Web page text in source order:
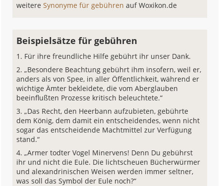
weitereSynonyme für gebührenauf Woxikon.de
Beispielsätze für gebühren
Für ihre freundliche Hilfe gebührt ihr unser Dank.
„Besondere Beachtung gebührt ihm insofern, weil er,
anders als von Spee, in aller Öffentlichkeit, während er
wichtige Ämter bekleidete, die vom Aberglauben
beeinflußten Prozesse kritisch beleuchtete.“
„Das Recht, den Heerbann aufzubieten, gebührte
dem König, dem damit ein entscheidendes, wenn nicht
sogar das entscheidende Machtmittel zur Verfügung
stand.“
„Armer todter Vogel Minervens! Denn Du gebührst
ihr und nicht die Eule. Die lichtscheuen Bücherwürmer
und alexandrinischen Weisen werden immer seltner,
was soll das Symbol der Eule noch?“